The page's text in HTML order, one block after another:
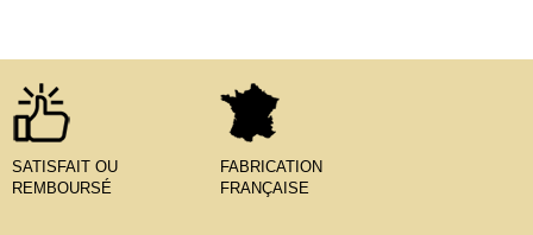
SATISFAIT OU
REMBOURSÉ
FABRICATION
FRANÇAISE